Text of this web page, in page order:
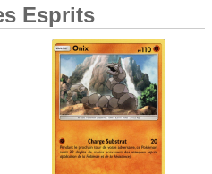
Esprits